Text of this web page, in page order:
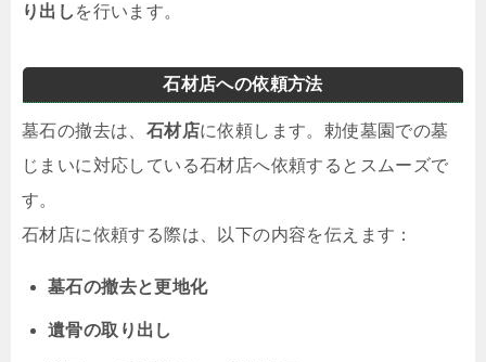
り出し を行います。
石材店への依頼方法
墓石の撤去は、 石材店に依頼します。勅使墓園での墓
じまいに対応している石材店へ依頼するとスムーズで
す。
石材店に依頼する際は、以下の内容を伝えます：
墓石の撤去と更地化
遺骨の取り出し